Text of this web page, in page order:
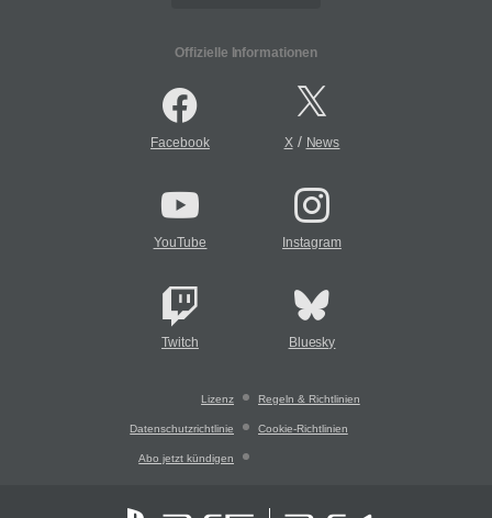
Offizielle Informationen
Facebook X/ News
YouTube Instagram
Twitch Bluesky
Lizenz Regeln & Richtlinien
Datenschutzrichtlinie Cookie-Richtlinien
Abo jetzt kündigen